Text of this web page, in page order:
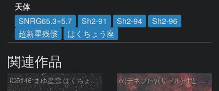
天体
SNRG65.3+5.7
Sh2-91 Sh2-94
Sh2-96
超新星残骸
はくちょう座
関連作品
IC5146 まゆ星雲 はくちょう座 α(デネブ)~γ(サドル)付近 NGC7000 北アメリカ星雲 IC5067~5070 ペリカン星雲 Sh2-112 はくちょう座